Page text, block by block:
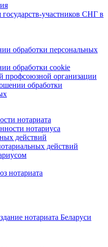
государств-участников СНГ в
обработки персональных
обработки cookie
профсоюзной организации
обработки
нотариата
нотариуса
действий
действий
нотариата
нотариата Беларуси